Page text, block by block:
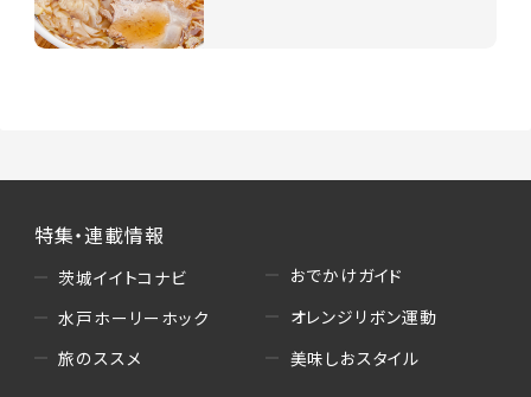
特集・連載情報
茨城イイトコナビ
水戸ホーリーホック
旅のススメ
おでかけガイド
オレンジリボン運動
美味しおスタイル